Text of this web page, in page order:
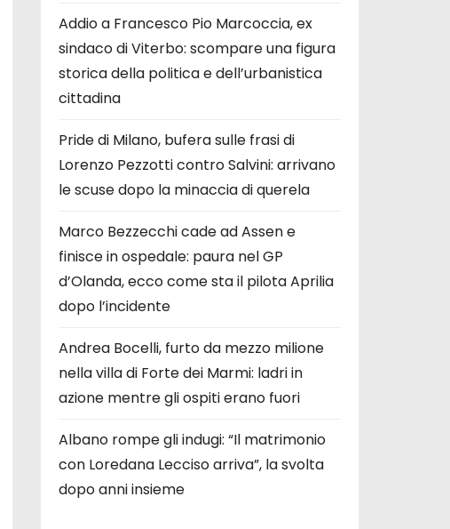
Addio a Francesco Pio Marcoccia, ex
sindaco di Viterbo: scompare una figura
storica della politica e dell’urbanistica
cittadina
Pride di Milano, bufera sulle frasi di
Lorenzo Pezzotti contro Salvini: arrivano
le scuse dopo la minaccia di querela
Marco Bezzecchi cade ad Assen e
finisce in ospedale: paura nel GP
d’Olanda, ecco come sta il pilota Aprilia
dopo l’incidente
Andrea Bocelli, furto da mezzo milione
nella villa di Forte dei Marmi: ladri in
azione mentre gli ospiti erano fuori
Albano rompe gli indugi: “Il matrimonio
con Loredana Lecciso arriva”, la svolta
dopo anni insieme